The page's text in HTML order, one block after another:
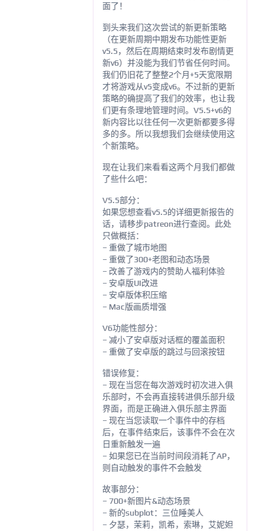
面了！
到头来我们这次尝试的新更新策略
（在更新周期中期发布功能性更新
v5.5，然后在周期结束时发布剧情更
新v6）并没能为我们节省任何时间。
我们仍旧花了整整2个月+5天宽限期
才将游戏从v5变成v6。不过新的更新
策略的确提高了我们的效率，也让我
们更有条理地管理时间。V5.5+v6的
新内容比以往任何一次更新都要多得
多的多。所以我想我们会继续使用这
个新策略。
现在让我们来看看这两个月我们都做
了些什么吧：
V5.5部分：
如果您想查看v5.5的详细更新报告的
话，请移步patreon进行查阅。此处
只做概括：
– 重做了城市地图
– 重做了300+老图和动态场景
– 改善了游戏内的赞助人福利体验
– 安卓版UI改进
– 安卓版体积压缩
– Mac版画质增强
V6功能性部分：
– 减小了安卓版对话框的覆盖面积
– 重做了安卓版的跳过与回滚按钮
错误修复：
– 现在当您在每次游戏时初次进入俱
乐部时，不会再直接转进俱乐部升级
界面，而是正确进入俱乐部主界面
– 现在当您读取一个事件中的存档
后，在事件结束后，该事件不会在次
日重新触发一遍
– 如果您已在当前时间段消耗了AP，
则自动触发的事件不会触发
故事部分：
– 700+新图片&动态场景
– 新的subplot：三位睡美人
– 夕瑟，茉莉，凯希，索琳，艾妮妲